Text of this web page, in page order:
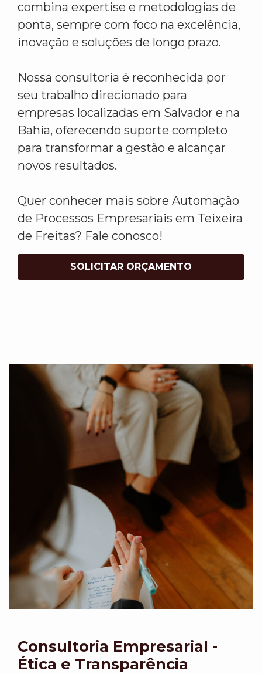
combina expertise e metodologias de
ponta, sempre com foco na excelência,
inovação e soluções de longo prazo.
Nossa consultoria é reconhecida por
seu trabalho direcionado para
empresas localizadas em Salvador e na
Bahia, oferecendo suporte completo
para transformar a gestão e alcançar
novos resultados.
Quer conhecer mais sobre Automação
de Processos Empresariais em Teixeira
de Freitas? Fale conosco!
SOLICITAR ORÇAMENTO
Consultoria Empresarial -
Ética e Transparência